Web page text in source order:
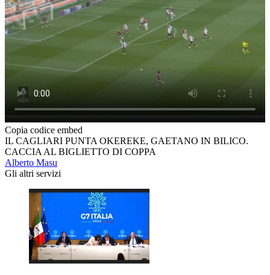
Copia codice embed
IL CAGLIARI PUNTA OKEREKE, GAETANO IN BILICO.
CACCIA AL BIGLIETTO DI COPPA
Alberto Masu
Gli altri servizi